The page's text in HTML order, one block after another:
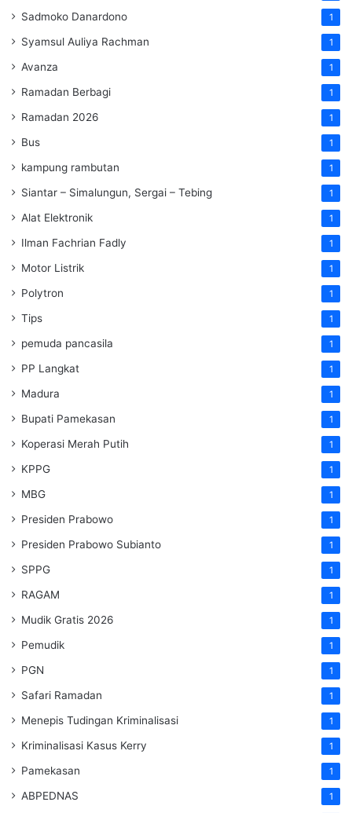
Sadmoko Danardono 1
Syamsul Auliya Rachman 1
Avanza 1
Ramadan Berbagi 1
Ramadan 2026 1
Bus 1
kampung rambutan 1
Siantar – Simalungun, Sergai – Tebing 1
Alat Elektronik 1
Ilman Fachrian Fadly 1
Motor Listrik 1
Polytron 1
Tips 1
pemuda pancasila 1
PP Langkat 1
Madura 1
Bupati Pamekasan 1
Koperasi Merah Putih 1
KPPG 1
MBG 1
Presiden Prabowo 1
Presiden Prabowo Subianto 1
SPPG 1
RAGAM 1
Mudik Gratis 2026 1
Pemudik 1
PGN 1
Safari Ramadan 1
Menepis Tudingan Kriminalisasi 1
Kriminalisasi Kasus Kerry 1
Pamekasan 1
ABPEDNAS 1